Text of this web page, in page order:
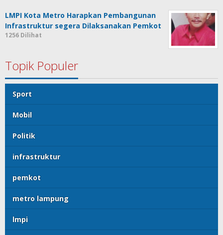
LMPI Kota Metro Harapkan Pembangunan
Infrastruktur segera Dilaksanakan Pemkot
1256 Dilihat
Topik Populer
Sport
Mobil
Politik
infrastruktur
pemkot
metro lampung
lmpi